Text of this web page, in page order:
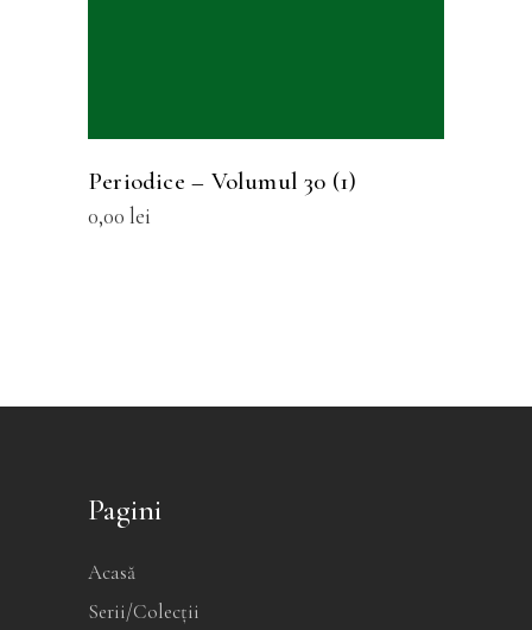
Periodice – Volumul 30 (1)
0,00 lei
Pagini
Acasă
Serii/Colecții